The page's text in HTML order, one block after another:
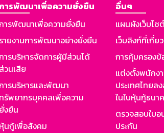
การพัฒนาเพื่อความยั่งยืน
ารพัฒนาเพื่อความยั่งยืน
รายงานการพัฒนาอย่างยั่งยืน
ารบริหารจัดการผู้มีส่วนได้
ส่วนเสีย
ารบริหารและพัฒนา
ทรัพยากรบุคคลเพื่อความ
ยั่งยืน
หุ้นกู้เพื่อสังคม
อื่นๆ
แผนผังเว็บไซ
เว็บลิงก์ที่เกี่ย
การคุ้มครอง
แต่งตั้งพนักง
ประเทศไทยล
ในใบหุ้นกู้ธนา
ตรวจสอบใบ
ประกัน